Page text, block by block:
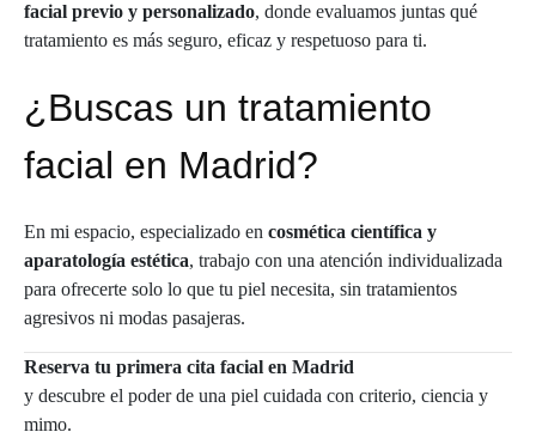
facial previo y personalizado, donde evaluamos juntas qué
tratamiento es más seguro, eficaz y respetuoso para ti.
¿Buscas un tratamiento
facial en Madrid?
En mi espacio, especializado en cosmética científica y
aparatología estética, trabajo con una atención individualizada
para ofrecerte solo lo que tu piel necesita, sin tratamientos
agresivos ni modas pasajeras.
Reserva tu primera cita facial en Madrid
y descubre el poder de una piel cuidada con criterio, ciencia y
mimo.